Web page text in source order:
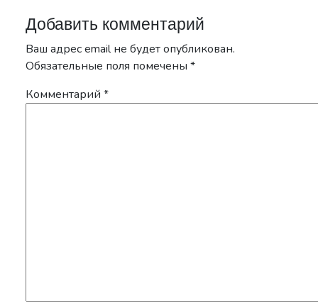
Добавить комментарий
Ваш адрес email не будет опубликован.
Обязательные поля помечены *
Комментарий *